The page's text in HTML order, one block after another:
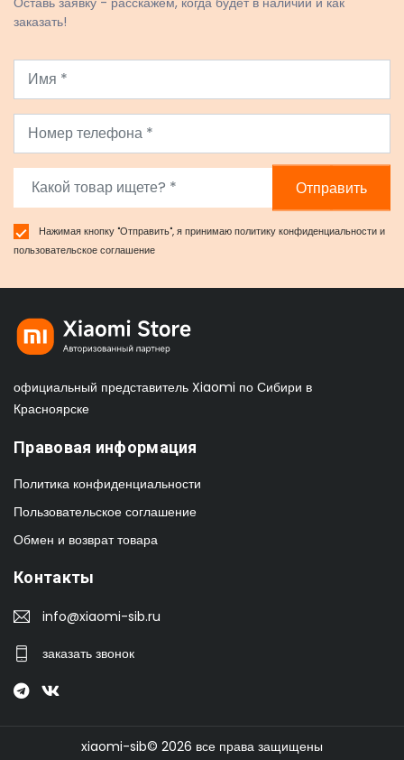
заказать!
Отправить
Нажимая кнопку "Отправить", я принимаюполитику конфиденциальностии
пользовательское соглашение
официальный представитель Xiaomi по Сибири в
Красноярске
Правовая информация
Политика конфиденциальности
Пользовательское соглашение
Обмен и возврат товара
Контакты
info@xiaomi-sib.ru
заказать звонок
xiaomi-sib© 2026 все права защищены